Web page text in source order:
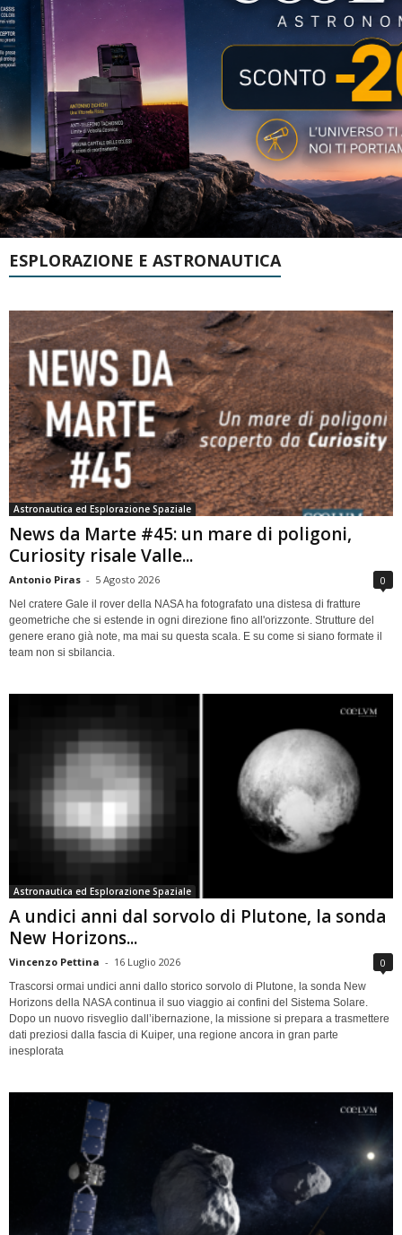
ESPLORAZIONE E ASTRONAUTICA
Astronautica ed Esplorazione Spaziale
News da Marte #45: un mare di poligoni,
Curiosity risale Valle...
Antonio Piras - 5 Agosto 2026 0
Nel cratere Gale il rover della NASA ha fotografato una distesa di fratture
geometriche che si estende in ogni direzione fino all'orizzonte. Strutture del
genere erano già note, ma mai su questa scala. E su come si siano formate il
team non si sbilancia.
Astronautica ed Esplorazione Spaziale
A undici anni dal sorvolo di Plutone, la sonda
New Horizons...
Vincenzo Pettina - 16 Luglio 2026 0
Trascorsi ormai undici anni dallo storico sorvolo di Plutone, la sonda New
Horizons della NASA continua il suo viaggio ai confini del Sistema Solare.
Dopo un nuovo risveglio dall’ibernazione, la missione si prepara a trasmettere
dati preziosi dalla fascia di Kuiper, una regione ancora in gran parte
inesplorata